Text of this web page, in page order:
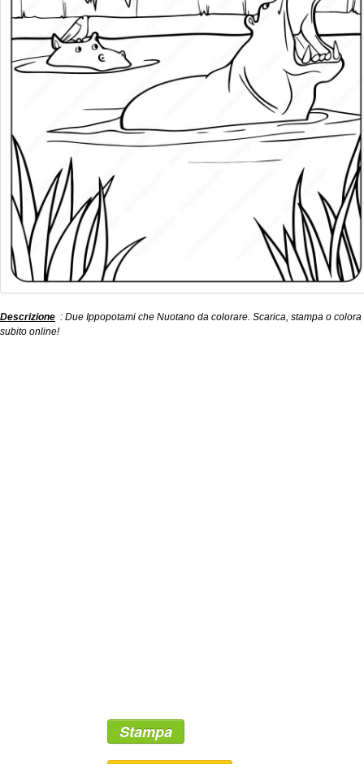
Descrizione : Due Ippopotami che Nuotano da colorare. Scarica, stampa o colora
subito online!
Stampa